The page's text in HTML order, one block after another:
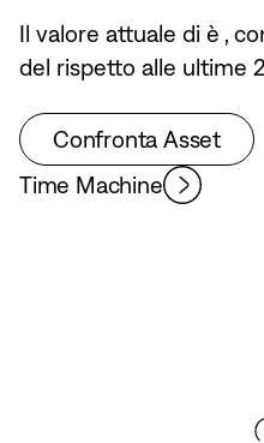
Il valore attuale di è ,
del rispetto alle ultime
Confronta Asset
Time Machine